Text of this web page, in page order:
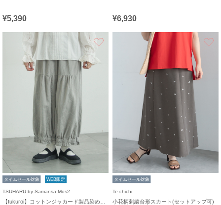
¥5,390 ¥6,930
タイムセール対象 WEB限定
TSUHARU by Samansa Mos2
タイムセール対象
Te chichi
小花柄刺繍台形スカート(セットアップ可)